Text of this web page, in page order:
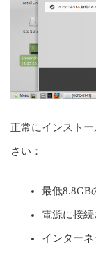
正常にインスト
さい：
最低8.8GB
電源に接
インター